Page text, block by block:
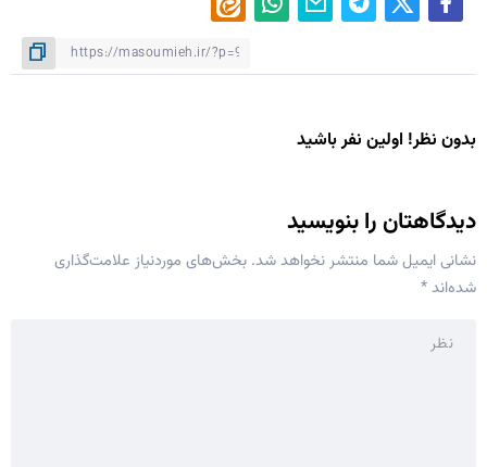
بدون نظر! اولین نفر باشید
دیدگاهتان را بنویسید
نشانی ایمیل شما منتشر نخواهد شد. بخش‌های موردنیاز علامت‌گذاری
شده‌اند*